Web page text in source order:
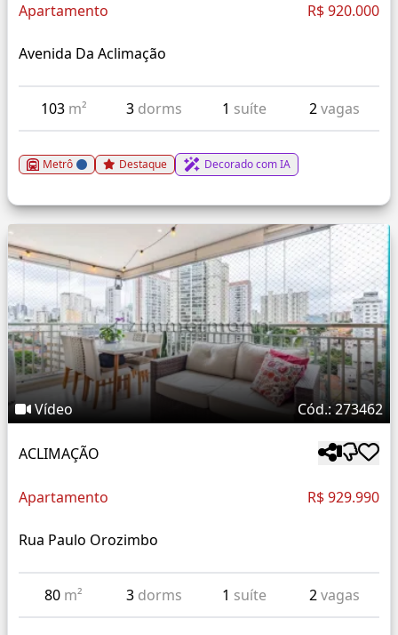
Apartamento R$ 920.000
Avenida Da Aclimação
103 m² 3 dorms 1 suíte 2vagas
Metrô Destaque Decorado com IA
Vídeo Cód.: 273462
ACLIMAÇÃO
Apartamento R$ 929.990
Rua Paulo Orozimbo
80 m² 3 dorms 1 suíte 2vagas